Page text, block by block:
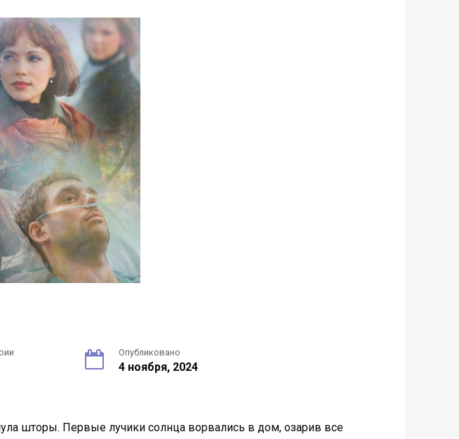
Опубликовано
4 ноября, 2024
шторы. Первые лучики солнца ворвались в дом, озарив все